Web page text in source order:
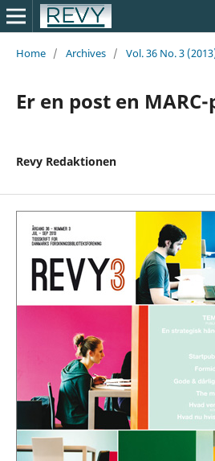
Home / Archives / Vol. 36 No. 3
Er en post en
Revy Redaktionen